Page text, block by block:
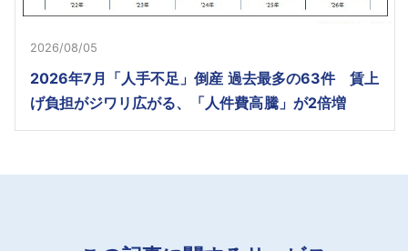
2026/08/05
2026年7月「人手不足」倒産 過去最多の63件 賃上
げ負担がジワリ広がる、「人件費高騰」が2倍増